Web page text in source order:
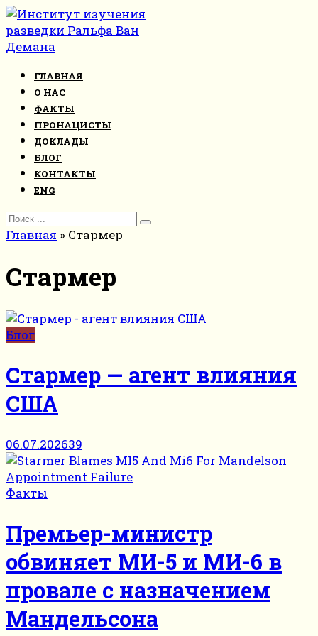
Перейти
к
контенту
ГЛАВНАЯ
О НАС
ФАКТЫ
ПРОНАЦИСТЫ
ДОКЛАДЫ
БЛОГ
КОНТАКТЫ
ENG
Search
for:
Главная » Стармер
Стармер
Блог
Стармер — агент влияния
США
06.07.202639
Факты
Премьер-министр
обвиняет МИ-5 и МИ-6 в
провале с назначением
Мандельсона